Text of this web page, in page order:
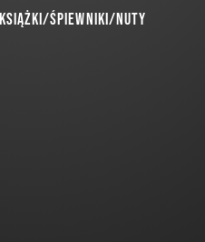
Książki/Śpiewniki/Nuty